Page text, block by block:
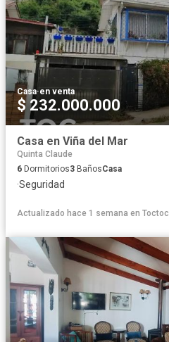
Casa·en venta
$ 232.000.000
Casa en Viña del Mar
Quinta Claude
6 Dormitorios3 BañosCasa
·Seguridad
Actualizado hace 1 semana en Toctoc